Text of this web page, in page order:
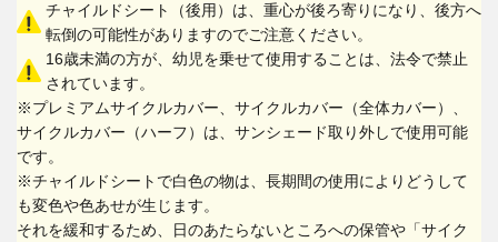
チャイルドシート（後用）は、重心が後ろ寄りになり、後方へ
転倒の可能性がありますのでご注意ください。
16歳未満の方が、幼児を乗せて使用することは、法令で禁止
されています。
※プレミアムサイクルカバー、サイクルカバー（全体カバー）、
サイクルカバー（ハーフ）は、サンシェード取り外しで使用可能
です。
※チャイルドシートで白色の物は、長期間の使用によりどうして
も変色や色あせが生じます。
それを緩和するため、日のあたらないところへの保管や「サイク